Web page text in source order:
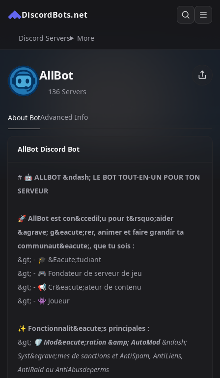
DiscordBots.net
Discord Servers More
AllBot
136 Servers
About BotAdvanced Info
AllBot Discord Bot
# 🤖 ALLBOT &ndash; LE BOT TOUT-EN-UN POUR TON
SERVEUR
🚀 AllBot est con&ccedil;u pour t&rsquo;aider
&agrave; g&eacute;rer, animer et faire grandir ta
communaut&eacute;, que tu sois :
&gt; - 🎓 &Eacute;tudiant
&gt; - 🎮 Fondateur de serveur de jeu
&gt; - 📢 Cr&eacute;ateur de contenu
&gt; - 👾 Joueur
✨ Fonctionnalit&eacute;s principales :
&gt; 🛡️Mod&eacute;ration &amp; AutoMod&ndash;
Syst&egrave;mes de sanctions et AntiSpam, AntiLiens,
AntiRaid ou AntiAbusdeperms